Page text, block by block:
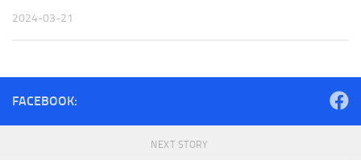
2024-03-21
FACEBOOK:
NEXT STORY